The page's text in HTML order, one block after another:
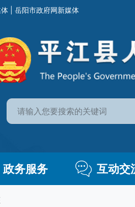
岳阳市政府网新媒体
政务服务 互动交